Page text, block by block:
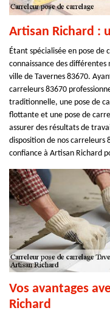
Artisan Richard :
Étant spécialisée en pose
connaissance des
ville de Tavernes 83670.
carreleurs 83670
traditionnelle, une pose de
flottante et une pose de
assurer des résultats de
disposition de nos carreleurs
confiance à Artisan Richard
Vos avantages
Richard